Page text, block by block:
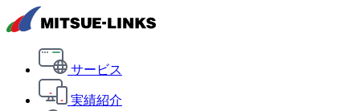
サービス
実績紹介